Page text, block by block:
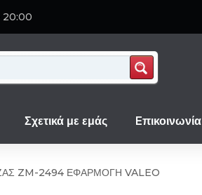
20:00
Σχετικά με εμάς Eπικοινωνία
ZM-2494 ΕΦΑΡΜΟΓΗ VALEO